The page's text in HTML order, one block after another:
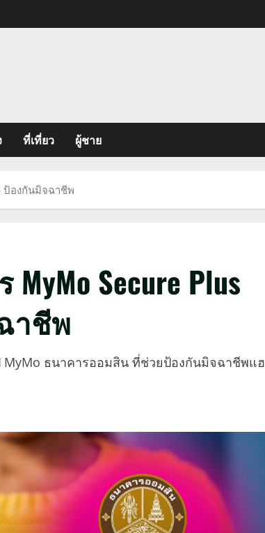
ที่เที่ยว ผู้ชาย
ป้องกันมิจฉาชีพ
Secure Plus
าชีพ
ธนาคารออมสิน ที่ช่วยป้องกันมิจฉาชีพแฮ